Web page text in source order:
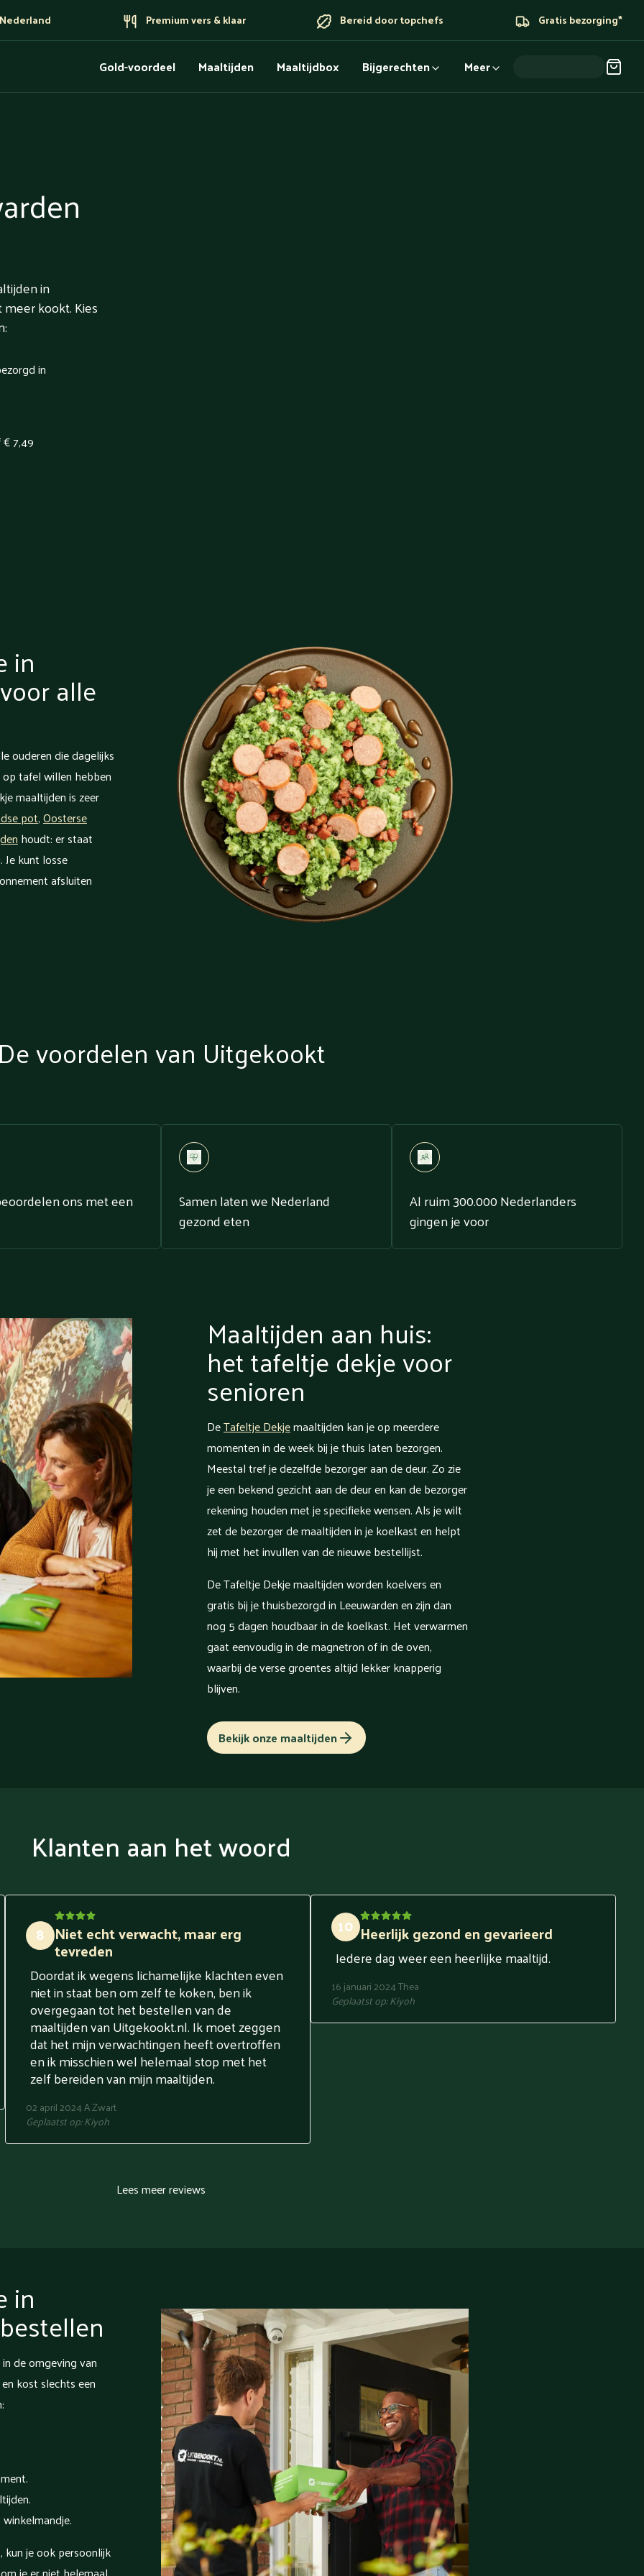
Premium vers & klaar Bereid door topchefs Gratis bezorging*
Gold-voordeel Maaltijden Maaltijdbox Bijgerechten Meer
in
kookt. Kies
in
7,49
in
alle
ouderen die dagelijks
tafel willen hebben
maaltijden is zeer
pot,Oosterse
houdt: er staat
kunt losse
afsluiten
voordelen van Uitgekookt
ons met een
Samen laten we Nederland
gezond eten
Al ruim 300.000 Nederlanders
gingen je voor
Maaltijden aan huis:
het tafeltje dekje voor
senioren
DeTafeltje Dekjemaaltijden kan je op meerdere
momenten in de week bij je thuis laten bezorgen.
Meestal tref je dezelfde bezorger aan de deur. Zo zie
je een bekend gezicht aan de deur en kan de bezorger
rekening houden met je specifieke wensen. Als je wilt
zet de bezorger de maaltijden in je koelkast en helpt
hij met het invullen van de nieuwe bestellijst.
De Tafeltje Dekje maaltijden worden koelvers en
gratis bij je thuisbezorgd in Leeuwarden en zijn dan
nog 5 dagen houdbaar in de koelkast. Het verwarmen
gaat eenvoudig in de magnetron of in de oven,
waarbij de verse groentes altijd lekker knapperig
blijven.
Bekijk onze maaltijden
Klanten aan het woord
8 Niet echt verwacht, maar erg
tevreden
Doordat ik wegens lichamelijke klachten even
niet in staat ben om zelf te koken, ben ik
overgegaan tot het bestellen van de
maaltijden van Uitgekookt.nl. Ik moet zeggen
dat het mijn verwachtingen heeft overtroffen
en ik misschien wel helemaal stop met het
zelf bereiden van mijn maaltijden.
02 april 2024A Zwart
Geplaatst op:Kiyoh
10 Heerlijk gezond en gevarieerd
Iedere dag weer een heerlijke maaltijd.
16 januari 2024Thea
Geplaatst op:Kiyoh
Lees meer reviews
in
de omgeving van
kost slechts een
je ook persoonlijk